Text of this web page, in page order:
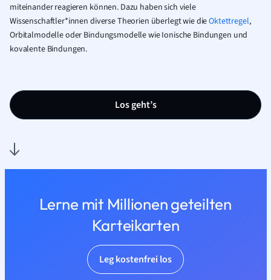
miteinander reagieren können. Dazu haben sich viele
Wissenschaftler*innen diverse Theorien überlegt wie dieOktettregel,
Orbitalmodelle oder Bindungsmodelle wie Ionische Bindungen und
kovalente Bindungen.
Los geht’s
Lerne mit Millionen geteilten
Karteikarten
Leg kostenfrei los